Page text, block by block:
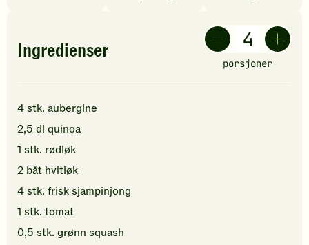
Ingredienser
porsjoner
4stk. aubergine
2,5 dl quinoa
1 stk. rødløk
2 båt hvitløk
4stk. frisk sjampinjong
1 stk. tomat
0,5 stk. grønn squash